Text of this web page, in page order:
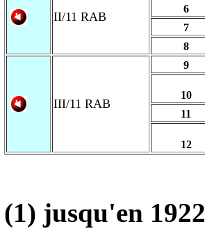
II/11 RAB
6
7
8
III/11 RAB
9
10
11
12
(1) jusqu'en 1922